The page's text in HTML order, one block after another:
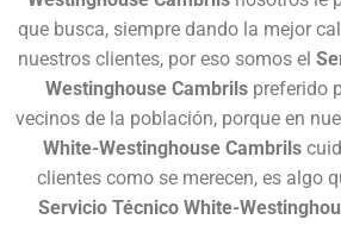
que busca, siempre dando la mejor
nuestros clientes, por eso somos el
Westinghouse Cambrilspreferido
vecinos de la población, porque en
White-Westinghouse Cambrils
clientes como se merecen, es algo
Servicio Técnico White-